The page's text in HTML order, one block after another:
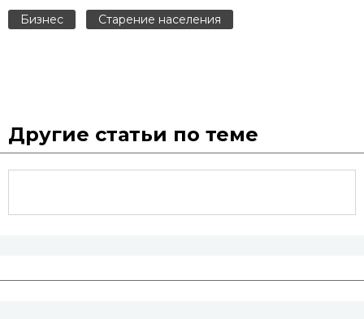
Бизнес Старение населения
Другие статьи по теме